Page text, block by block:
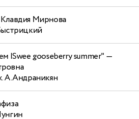
Мирнова
|Swee gooseberry summer" —
А.Андраникян